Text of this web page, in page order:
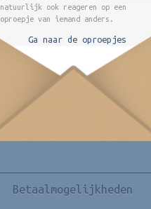
natuurlijk ook reageren op een
oproepje van iemand anders.
Ga naar de oproepjes
Betaalmogelijkheden